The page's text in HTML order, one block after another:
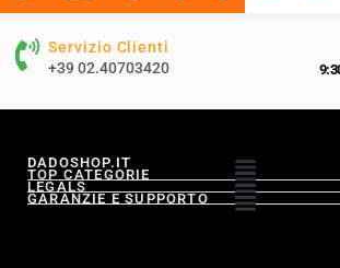
Servizio Clienti
+39 02.40703420
DADOSHOP.IT
TOP CATEGORIE
LEGALS
GARANZIE E SUPPORTO